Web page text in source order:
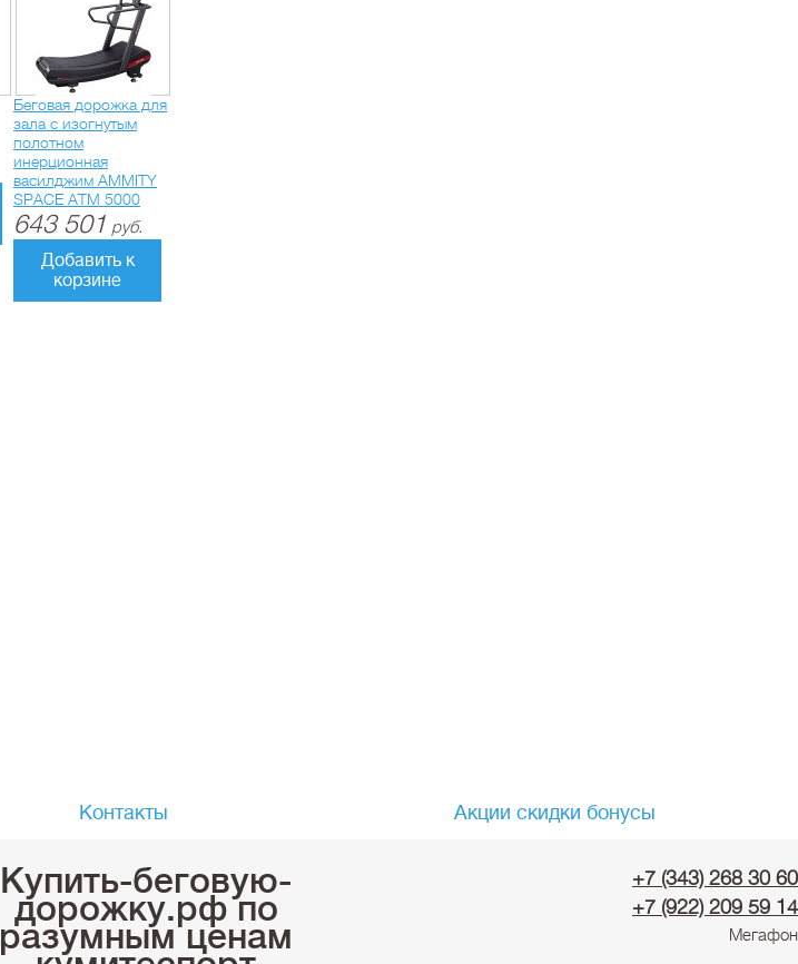
Беговая дорожка для
зала с изогнутым
полотном
инерционная
василджим AMMITY
SPACE ATM 5000
643 501 руб.
Добавить к
корзине
Контакты Акции скидки бонусы
+7 (343) 268 30 60
+7 (922) 209 59 14
Мегафон
Купить-беговую-
дорожку.рф по
разумным ценам